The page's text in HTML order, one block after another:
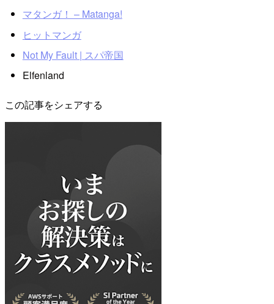
マタンガ！ – Matanga!
ヒットマンガ
Not My Fault | スパ帝国
Elfenland
この記事をシェアする